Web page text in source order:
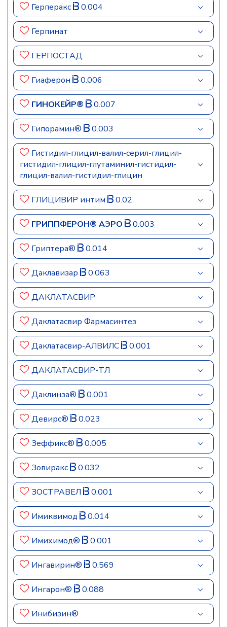
Герперакс 0.004
Герпинат
ГЕРПОСТАД
Гиаферон 0.006
ГИНОКЕЙР® 0.007
Гипорамин® 0.003
Гистидил-глицил-валил-серил-глицил-
гистидил-глицил-глутаминил-гистидил-
глицил-валил-гистидил-глицин
ГЛИЦИВИР интим 0.02
ГРИППФЕРОН® АЭРО 0.003
Гриптера® 0.014
Даклавизар 0.063
ДАКЛАТАСВИР
Даклатасвир Фармасинтез
Даклатасвир-АЛВИЛС 0.001
ДАКЛАТАСВИР-ТЛ
Даклинза® 0.001
Девирс® 0.023
Зеффикс® 0.005
Зовиракс 0.032
ЗОСТРАВЕЛ 0.001
Имиквимод 0.014
Имихимод® 0.001
Ингавирин® 0.569
Ингарон® 0.088
Инибизин®